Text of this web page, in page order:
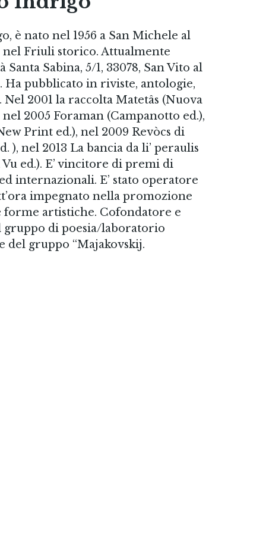
è nato nel 1956 a San Michele al
nel Friuli storico. Attualmente
Sabina, 5/1, 33078, San Vito al
Ha pubblicato in riviste, antologie,
Nel 2001 la raccolta Matetâs (Nuova
2005 Foraman (Campanotto ed.),
Print ed.), nel 2009 Revòcs di
), nel 2013 La bancia da li’ peraulis
ed.). E’ vincitore di premi di
internazionali. E’ stato operatore
impegnato nella promozione
forme artistiche. Cofondatore e
di poesia/laboratorio
del gruppo “Majakovskij.